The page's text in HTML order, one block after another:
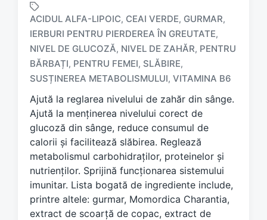
T
a
g
e
d
w
h
ACIDUL ALFA-LIPOIC, CEAI VERDE, GURMAR,
IERBURI PENTRU PIERDEREA ÎN GREUTATE,
NIVEL DE GLUCOZĂ, NIVEL DE ZAHĂR, PENTRU
BĂRBAȚI, PENTRU FEMEI, SLĂBIRE,
SUSȚINEREA METABOLISMULUI, VITAMINA B6
Ajută la reglarea nivelului de zahăr din sânge.
Ajută la menținerea nivelului corect de
glucoză din sânge, reduce consumul de
calorii și facilitează slăbirea. Reglează
metabolismul carbohidraților, proteinelor și
nutrienților. Sprijină funcționarea sistemului
imunitar. Lista bogată de ingrediente include,
printre altele: gurmar, Momordica Charantia,
extract de scoarță de copac, extract de